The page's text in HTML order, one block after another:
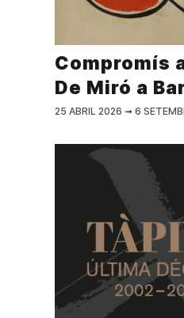
Compromís
De Miró a
25 ABRIL 2026 ➟ 6